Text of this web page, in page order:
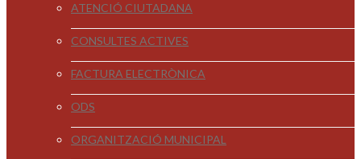
ATENCIÓ CIUTADANA
CONSULTES ACTIVES
FACTURA ELECTRÒNICA
ODS
ORGANITZACIÓ MUNICIPAL